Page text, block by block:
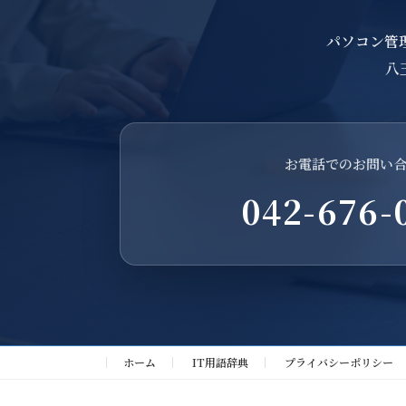
パソコン管
八
お電話でのお問い
042-676-
ホーム IT用語辞典 プライバシーポリシー